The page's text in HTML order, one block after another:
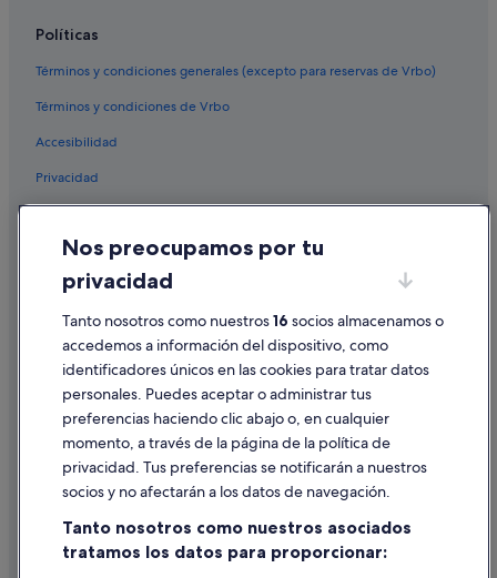
Barcelo hoteles en La Antilla
Albergues en Lepe
Pousadas de Portugal hoteles en Isla Cristina
Hoteles con casino en Cartaya
Apartoteles en Lepe
Hoteles para ir de compras en Lepe
Complejos turísticos en Lepe
Nh Hotels en El Rompido
Playa Senator hoteles en Isla Cristina
Paradores hoteles en El Rompido
Hotusa hoteles en Islantilla
Pensiones en La Antilla
Hoteles con gimnasio en Lepe
Playa Senator hoteles en Cartaya
Políticas
Términos y condiciones generales (excepto para reservas de Vrbo)
Términos y condiciones de Vrbo
Accesibilidad
Privacidad
Condiciones de uso
Información legal/contacto
Pautas sobre el contenido y cómo denunciar contenido
Ayuda
Cancelar un vuelo
Cancelar una reserva de hotel o de un alquiler vacacional
Utilizar un cupón de Expedia
Nos preocupamos por tu
privacidad
Tanto nosotros como nuestros16 socios almacenamos o
accedemos a información del dispositivo, como
identificadores únicos en las cookies para tratar datos
personales. Puedes aceptar o administrar tus
preferencias haciendo clic abajo o, en cualquier
momento, a través de la página de la política de
privacidad. Tus preferencias se notificarán a nuestros
socios y no afectarán a los datos de navegación.
Tanto nosotros como nuestros asociados
tratamos los datos para proporcionar: